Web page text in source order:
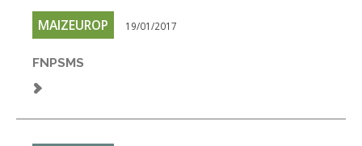
MAIZEUROP 19/01/2017
FNPSMS